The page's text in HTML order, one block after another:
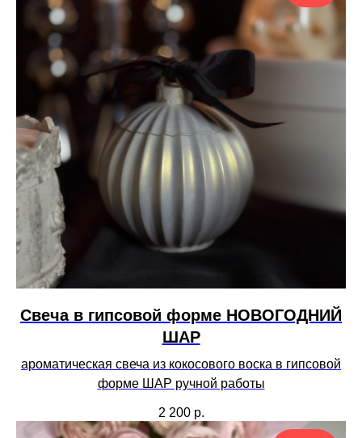
Свеча в гипсовой форме НОВОГОДНИЙ
ШАР
ароматическая свеча из кокосового воска в гипсовой
форме ШАР ручной работы
2 200 р.